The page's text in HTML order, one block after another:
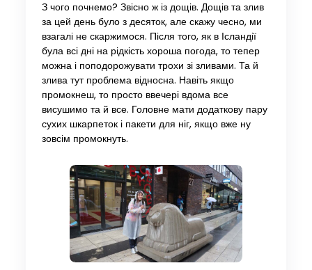
З чого почнемо? Звісно ж із дощів. Дощів та злив
за цей день було з десяток, але скажу чесно, ми
взагалі не скаржимося. Після того, як в Ісландії
була всі дні на рідкість хороша погода, то тепер
можна і поподорожувати трохи зі зливами. Та й
злива тут проблема відносна. Навіть якщо
промокнеш, то просто ввечері вдома все
висушимо та й все. Головне мати додаткову пару
сухих шкарпеток і пакети для ніг, якщо вже ну
зовсім промокнуть.